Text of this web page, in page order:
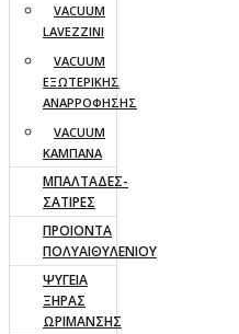
VACUUM
LAVEZZINI
VACUUM
ΕΞΩΤΕΡΙΚΗΣ
ΑΝΑΡΡΟΦΗΣΗΣ
VACUUM
ΚΑΜΠΑΝΑ
ΜΠΑΛΤΑΔΕΣ-
ΣΑΤΙΡΕΣ
ΠΡΟΙΟΝΤΑ
ΠΟΛΥΑΙΘΥΛΕΝΙΟΥ
ΨΥΓΕΙΑ
ΞΗΡΑΣ
ΩΡΙΜΑΝΣΗΣ